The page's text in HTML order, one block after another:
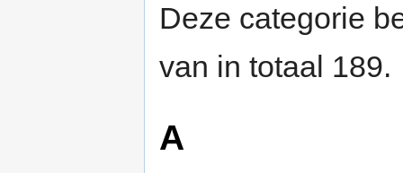
Deze categorie
van in totaal 189.
A